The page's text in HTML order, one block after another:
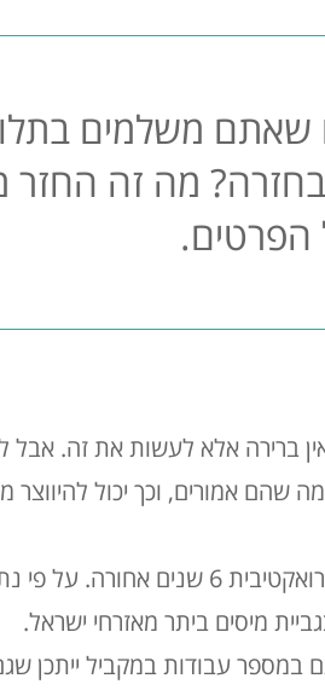
שאתם משלמים
מה זה החזר
הפרטים.
ברירה אלא לעשות את זה. אבל
שהם אמורים, וכך יכול
כשליש מאוכלוסיית השכירים במדינת ישראל זכאים להחזר מס
עבודות במקביל ייתכן